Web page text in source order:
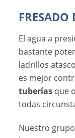
FRESADO
El agua a
bastante
ladrillos
es mejor
tuberías que
todas
Nuestro